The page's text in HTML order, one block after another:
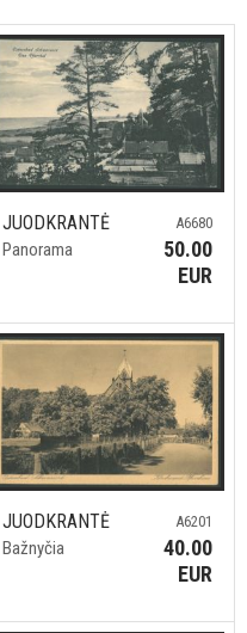
JUODKRANTĖ
Panorama
A6680
50.00
EUR
JUODKRANTĖ
Bažnyčia
A6201
40.00
EUR